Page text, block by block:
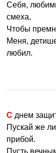
Себя,
смеха,
Чтобы
Меня,
любил.
С днем
Пускай же
прибой.
Пусть